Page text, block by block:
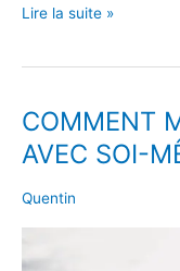
Lire la suite »
COMMENT
AVEC SOI-
Quentin
COMMENT
MIEUX
COMMUNIQUER
?